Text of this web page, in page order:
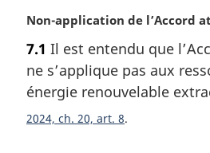
—
Neuve-
et-
Canada
Terre-
Neuve-
et-
N
t
e
m
r
Non-application de l’Accord
7.1 Il est entendu que
ne s’applique pas aux
énergie renouvelable
2024, ch. 20, art. 8